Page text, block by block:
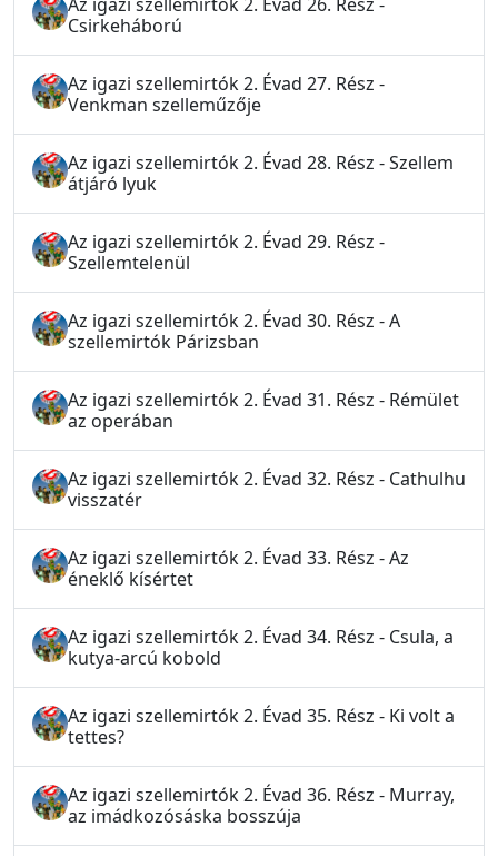
Csirkeháború
Az igazi szellemirtók 2. Évad 27. Rész -
Venkman szelleműzője
Az igazi szellemirtók 2. Évad 28. Rész - Szellem
átjáró lyuk
Az igazi szellemirtók 2. Évad 29. Rész -
Szellemtelenül
Az igazi szellemirtók 2. Évad 30. Rész - A
szellemirtók Párizsban
Az igazi szellemirtók 2. Évad 31. Rész - Rémület
az operában
Az igazi szellemirtók 2. Évad 32. Rész - Cathulhu
visszatér
Az igazi szellemirtók 2. Évad 33. Rész - Az
éneklő kísértet
Az igazi szellemirtók 2. Évad 34. Rész - Csula, a
kutya-arcú kobold
Az igazi szellemirtók 2. Évad 35. Rész - Ki volt a
tettes?
Az igazi szellemirtók 2. Évad 36. Rész - Murray,
az imádkozósáska bosszúja